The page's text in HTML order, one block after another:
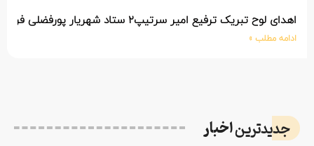
اهدای لوح تبریک ترفیع امیر سرتیپ۲ ستاد شهریار پورفضلی فرمانده تیپ ۳۶۴ شهید نصیرزاده نزاجا مستقر در مهاباد
ادامه مطلب »
جدیدتریناخبار